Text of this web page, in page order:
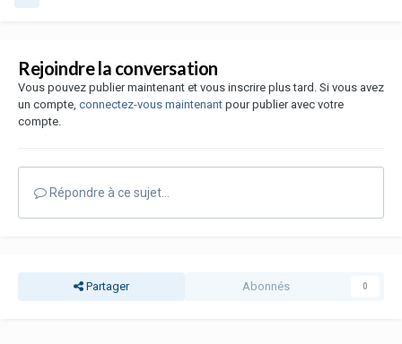
Rejoindre la conversation
Vous pouvez publier maintenant et vous inscrire plus tard. Si vous avez
un compte, connectez-vous maintenant pour publier avec votre
compte.
Répondre à ce sujet…
Partager Abonnés 0